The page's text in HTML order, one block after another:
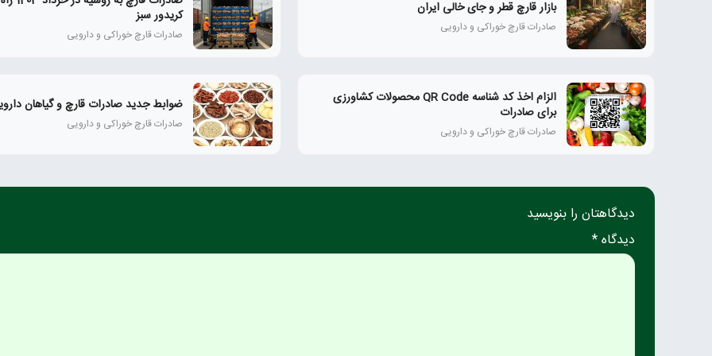
بازار قارچ قطر و جای خالی ایران
صادرات قارچ خوراکی و دارویی
کریدور سبز
صادرات قارچ خوراکی و دارویی
الزام اخذ کد شناسه QR Code محصولات کشاورزی
برای صادرات
صادرات قارچ خوراکی و دارویی
ضوابط جدید صادرات قارچ و گیاهان
صادرات قارچ خوراکی و دارویی
دیدگاهتان را بنویسید
دیدگاه *